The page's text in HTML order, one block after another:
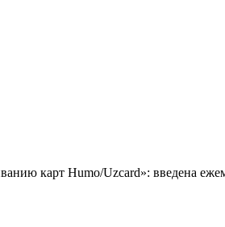
карт Humo/Uzcard»: введена